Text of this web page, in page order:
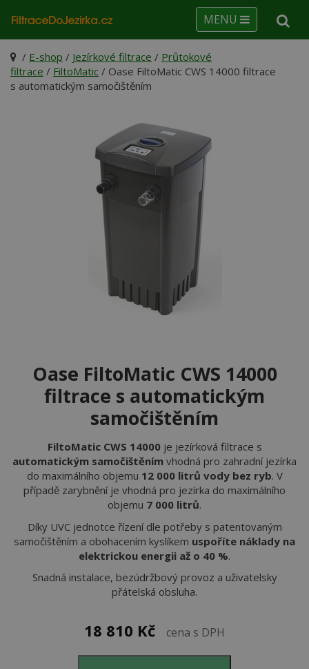
MENU
/ E-shop / Jezírkové filtrace / Průtokové
filtrace / FiltoMatic / Oase FiltoMatic CWS 14000 filtrace
s automatickým samočištěním
Oase FiltoMatic CWS 14000
filtrace s automatickým
samočištěním
FiltoMatic CWS 14000je jezírková filtrace s
automatickým samočištěním vhodná pro zahradní jezírka
do maximálního objemu 12 000 litrů vody bez ryb. V
případě zarybnění je vhodná pro jezírka do maximálního
objemu 7 000 litrů.
Díky UVC jednotce řízení dle potřeby s patentovaným
samočištěním a obohacením kyslíkem uspoříte náklady na
elektrickou energii až o 40 %.
Snadná instalace, bezúdržbový provoz a uživatelsky
přátelská obsluha.
18 810 Kč cena s DPH